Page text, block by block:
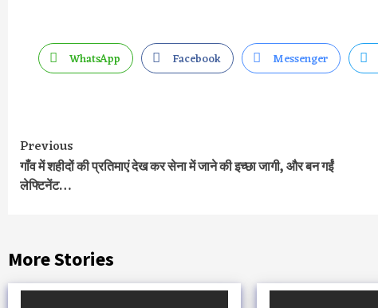
WhatsApp Facebook Messenger
Continue
Reading
Previous
गाँव में शहीदों की प्रतिमाएं देख कर सेना में जाने की इच्छा जागी, और बन गईं
लेफ्टिनेंट…
More Stories